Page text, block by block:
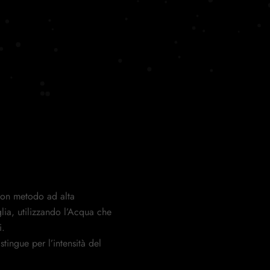
metodo ad alta
utilizzando l’Acqua che
per l’intensità del